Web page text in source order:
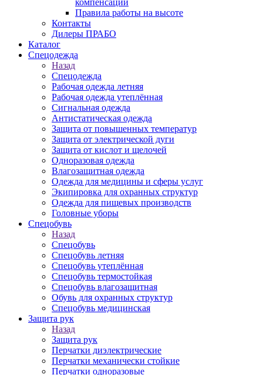
компенсации
Правила работы на высоте
Контакты
Дилеры ПРАБО
Каталог
Спецодежда
Назад
Спецодежда
Рабочая одежда летняя
Рабочая одежда утеплённая
Сигнальная одежда
Антистатическая одежда
Защита от повышенных температур
Защита от электрической дуги
Защита от кислот и щелочей
Одноразовая одежда
Влагозащитная одежда
Одежда для медицины и сферы услуг
Экипировка для охранных структур
Одежда для пищевых производств
Головные уборы
Спецобувь
Назад
Спецобувь
Спецобувь летняя
Спецобувь утеплённая
Спецобувь термостойкая
Спецобувь влагозащитная
Обувь для охранных структур
Спецобувь медицинская
Защита рук
Назад
Защита рук
Перчатки диэлектрические
Перчатки механически стойкие
Перчатки одноразовые